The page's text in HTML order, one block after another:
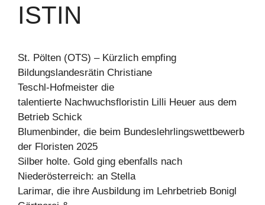
ISTIN
St. Pölten (OTS) – Kürzlich empfing
Bildungslandesrätin Christiane
Teschl-Hofmeister die
talentierte Nachwuchsfloristin Lilli Heuer aus dem
Betrieb Schick
Blumenbinder, die beim Bundeslehrlingswettbewerb
der Floristen 2025
Silber holte. Gold ging ebenfalls nach
Niederösterreich: an Stella
Larimar, die ihre Ausbildung im Lehrbetrieb Bonigl